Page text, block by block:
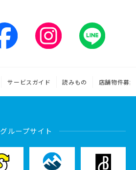
サービスガイド 読みもの 店舗物件募集
グループサイト